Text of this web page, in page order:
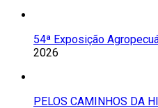
54ª Exposição
2026
PELOS CAMINHOS DA